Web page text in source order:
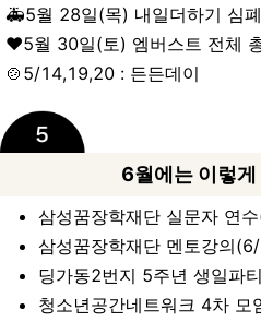
🚑5월 28일(목) 내일더하기 심
♥️5월 30일(토) 엠버스트 전체
🍲5/14,19,20 : 든든데이
6월에는 이렇
삼성꿈장학재단 실문자 연
삼성꿈장학재단 멘토강의
딩가동2번지 5주년 생일파
청소년공간네트워크 4차 모